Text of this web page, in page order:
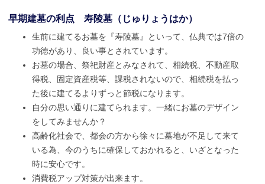
早期建墓の利点 寿陵墓（じゅりょうはか）
生前に建てるお墓を『寿陵墓』といって、仏典では7倍の
功徳があり、良い事とされています。
お墓の場合、祭祀財産とみなされて、相続税、不動産取
得税、固定資産税等、課税されないので、相続税を払っ
た後に建てるよりずっと節税になります。
自分の思い通りに建てられます。一緒にお墓のデザイン
をしてみませんか？
高齢化社会で、都会の方から徐々に墓地が不足して来て
いる為、今のうちに確保しておかれると、いざとなった
時に安心です。
消費税アップ対策が出来ます。